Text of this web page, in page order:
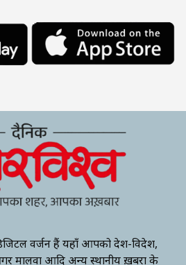
वर्जन हैं यहाँ आपको देश-विदेश,
मालवा आदि अन्य स्थानीय ख़बरों के